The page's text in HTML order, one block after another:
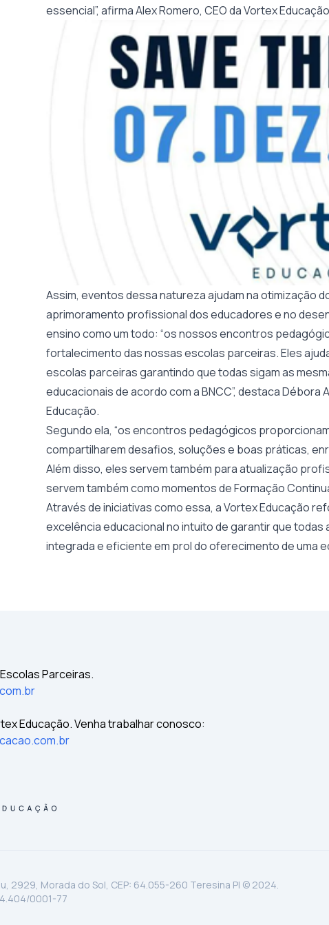
essencial”, afirma Alex Romero, CEO da Vortex
Assim, eventos dessa natureza ajudam na otimização
aprimoramento profissional dos educadores e no
ensino como um todo: “os nossos encontros
fortalecimento das nossas escolas parceiras. Eles
escolas parceiras garantindo que todas sigam as
educacionais de acordo com a BNCC”, destaca
Educação.
Segundo ela, “os encontros pedagógicos
compartilharem desafios, soluções e boas práticas,
Além disso, eles servem também para atualização
servem também como momentos de Formação
Através de iniciativas como essa, a Vortex Educação
excelência educacional no intuito de garantir que
integrada e eficiente em prol do oferecimento de uma
Parceiras.
Educação. Venha trabalhar conosco:
2929, Morada do Sol, CEP: 64.055-260 Teresina PI © 2024.
0001-77